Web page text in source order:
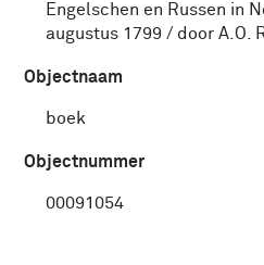
Engelschen en Russen in
augustus 1799 / door A.O.
Objectnaam
boek
Objectnummer
00091054